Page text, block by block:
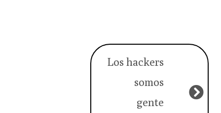
Los hackers
somos
gente